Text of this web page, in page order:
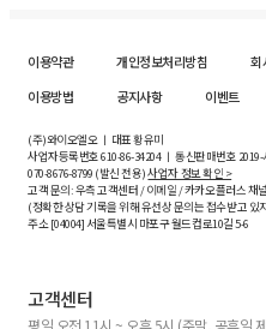
이용약관 개인정보처리방침 회
이용방법
공지사항 이벤트
(주)와이오엘오 ㅣ 대표 황유미
사업자등록번호610-86-34204ㅣ 통신판매번호
070-8676-8799 (발신 전용)사업자 정보 확인 >
고객 문의: 우측 고객센터 / 이메일 / 카카오플러스 채
(정확한 상담 기록을 위해 유선상 문의는 접수받고 있
주소 [04004] 서울특별시 마포구 월드컵로10길5-6
고객센터